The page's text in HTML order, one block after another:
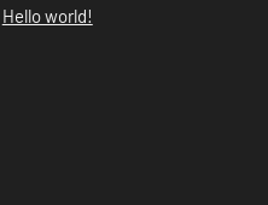
Hello world!